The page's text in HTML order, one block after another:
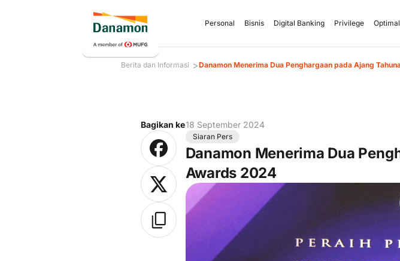
Personal Bisnis Digital Banking Privilege Optimal
Berita dan Informasi >Danamon Menerima Dua Penghargaan pada Ajang
Bagikan ke18 September 2024
Siaran Pers
Danamon Menerima Dua
Awards 2024